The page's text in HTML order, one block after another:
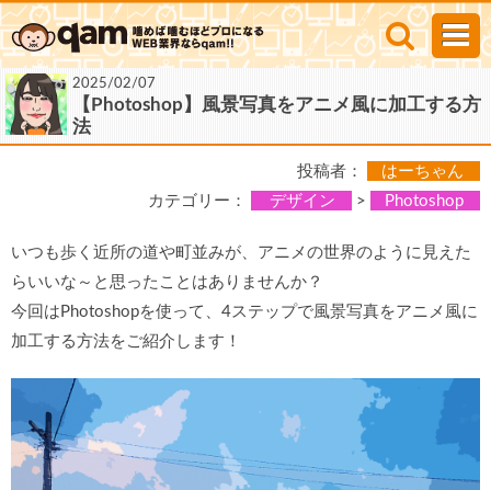
2025/02/07
【Photoshop】風景写真をアニメ風に加工する方
法
投稿者：
はーちゃん
カテゴリー：
デザイン > Photoshop
いつも歩く近所の道や町並みが、アニメの世界のように見えた
らいいな～と思ったことはありませんか？
今回はPhotoshopを使って、4ステップで風景写真をアニメ風に
加工する方法をご紹介します！